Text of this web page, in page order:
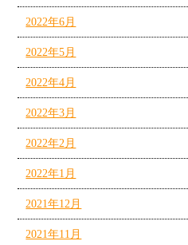
2022年6月
2022年5月
2022年4月
2022年3月
2022年2月
2022年1月
2021年12月
2021年11月